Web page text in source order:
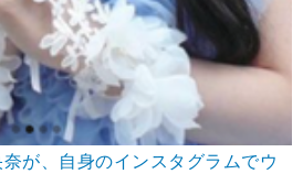
が、自身のインスタグラムでウ